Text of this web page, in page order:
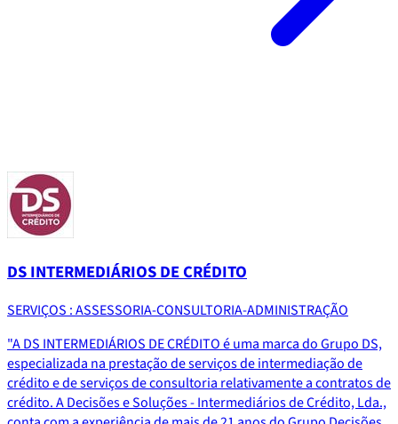
DS INTERMEDIÁRIOS DE CRÉDITO
SERVIÇOS : ASSESSORIA-CONSULTORIA-ADMINISTRAÇÃO
"A DS INTERMEDIÁRIOS DE CRÉDITO é uma marca do Grupo DS,
especializada na prestação de serviços de intermediação de
crédito e de serviços de consultoria relativamente a contratos de
crédito. A Decisões e Soluções - Intermediários de Crédito, Lda.,